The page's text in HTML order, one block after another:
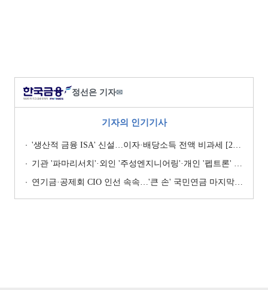
정선은 기자✉
기자의 인기기사
'생산적 금융 ISA' 신설…이자·배당소득 전액 비과세 [2026 세제개편안]
기관 '파마리서치'·외인 '주성엔지니어링'·개인 '펩트론' 1위 [주간 코스닥 순매수- 2026년 7월27일~7월31일]
연기금·공제회 CIO 인선 속속…'큰 손' 국민연금 마지막 타자